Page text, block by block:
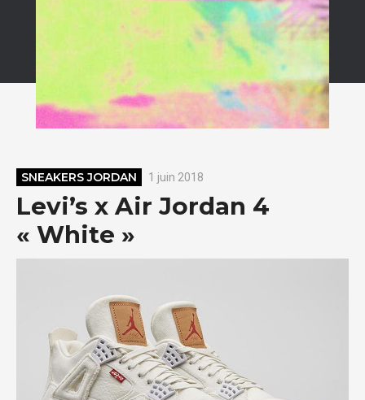
SNEAKERS JORDAN 1 juin 2018
Levi’s x Air Jordan 4
« White »